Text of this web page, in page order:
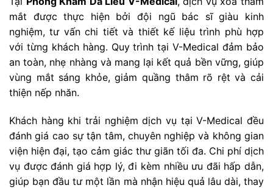
mắt được thực hiện bởi đội ngũ bác sĩ giàu kinh
nghiệm, tư vấn chi tiết và thiết kế liệu trình phù hợp
với từng khách hàng. Quy trình tại V-Medical đảm bảo
an toàn, nhẹ nhàng và mang lại kết quả bền vững, giúp
vùng mắt sáng khỏe, giảm quầng thâm rõ rệt và cải
thiện nếp nhăn.
Khách hàng khi trải nghiệm dịch vụ tại V-Medical đều
đánh giá cao sự tận tâm, chuyên nghiệp và không gian
viện hiện đại, tạo cảm giác thư giãn tối đa. Chi phí dịch
vụ được đánh giá hợp lý, đi kèm nhiều ưu đãi hấp dẫn,
giúp bạn đầu tư một lần mà nhận hiệu quả lâu dài, thay